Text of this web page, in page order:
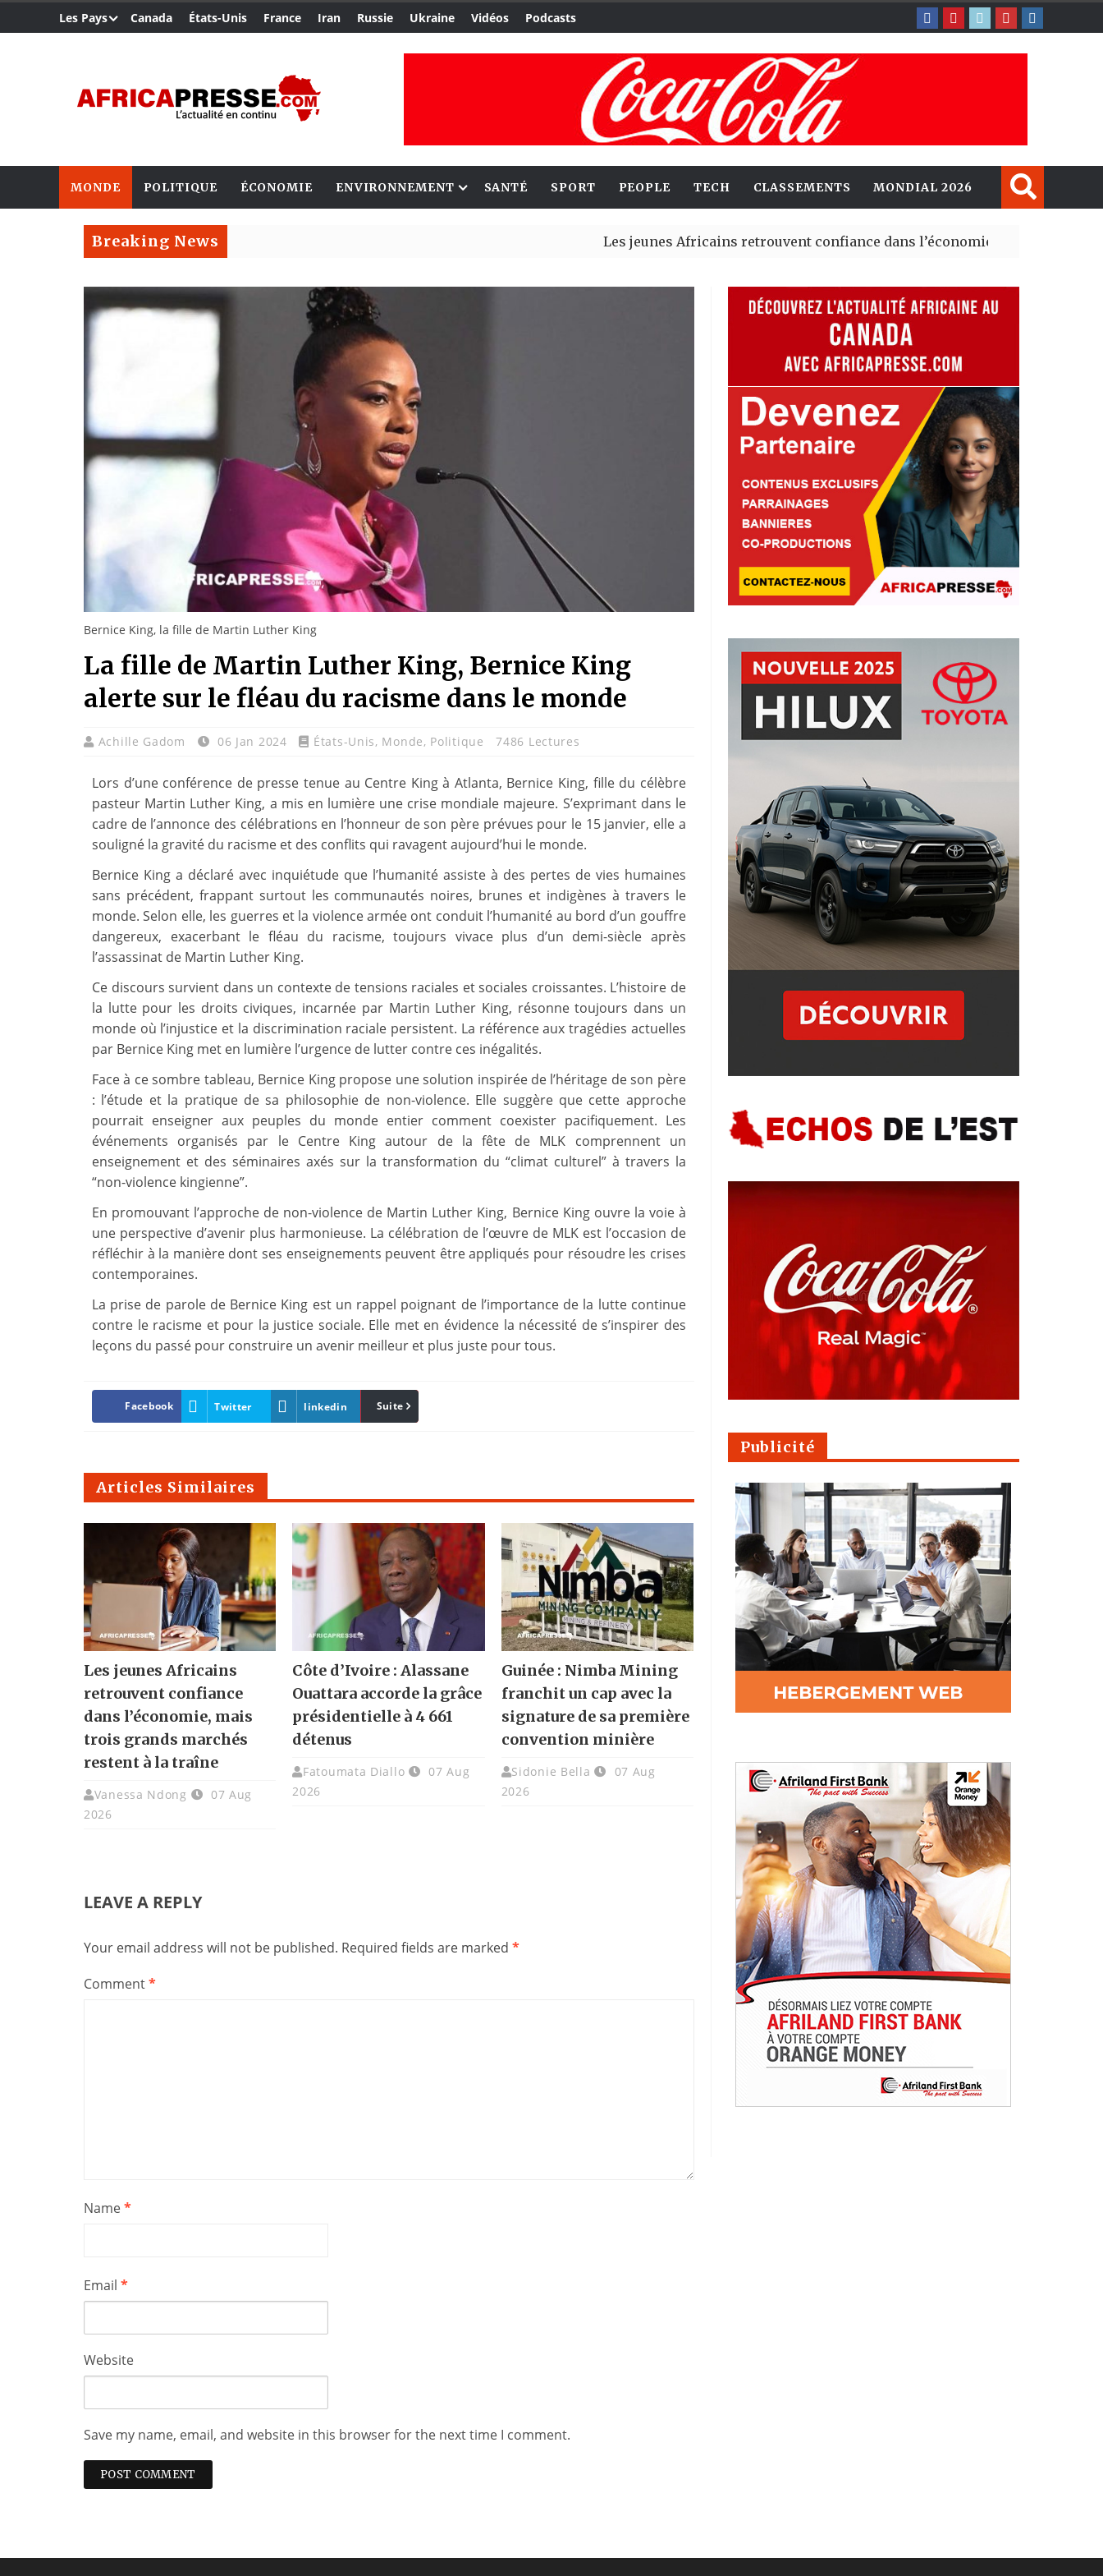
Les Pays Canada États-Unis France Iran Russie Ukraine Vidéos Podcasts
MONDE POLITIQUE ÉCONOMIE ENVIRONNEMENT SANTÉ SPORT PEOPLE TECH CLASSEMENTS MONDIAL 2026
Breaking News Les jeunes Africains retrouvent confiance dans l’économie, mais trois grands
Bernice King, la fille de Martin Luther King
La fille de Martin Luther King, Bernice King
alerte sur le fléau du racisme dans le monde
Achille Gadom 06 Jan 2024 États-Unis, Monde, Politique 7486 Lectures
Lors d’une conférence de presse tenue au Centre King à Atlanta, Bernice King, fille du célèbre
pasteur Martin Luther King, a mis en lumière une crise mondiale majeure. S’exprimant dans le
cadre de l’annonce des célébrations en l’honneur de son père prévues pour le 15 janvier, elle a
souligné la gravité du racisme et des conflits qui ravagent aujourd’hui le monde.
Bernice King a déclaré avec inquiétude que l’humanité assiste à des pertes de vies humaines
sans précédent, frappant surtout les communautés noires, brunes et indigènes à travers le
monde. Selon elle, les guerres et la violence armée ont conduit l’humanité au bord d’un gouffre
dangereux, exacerbant le fléau du racisme, toujours vivace plus d’un demi-siècle après
l’assassinat de Martin Luther King.
Ce discours survient dans un contexte de tensions raciales et sociales croissantes. L’histoire de
la lutte pour les droits civiques, incarnée par Martin Luther King, résonne toujours dans un
monde où l’injustice et la discrimination raciale persistent. La référence aux tragédies actuelles
par Bernice King met en lumière l’urgence de lutter contre ces inégalités.
Face à ce sombre tableau, Bernice King propose une solution inspirée de l’héritage de son père
: l’étude et la pratique de sa philosophie de non-violence. Elle suggère que cette approche
pourrait enseigner aux peuples du monde entier comment coexister pacifiquement. Les
événements organisés par le Centre King autour de la fête de MLK comprennent un
enseignement et des séminaires axés sur la transformation du “climat culturel” à travers la
“non-violence kingienne”.
En promouvant l’approche de non-violence de Martin Luther King, Bernice King ouvre la voie à
une perspective d’avenir plus harmonieuse. La célébration de l’œuvre de MLK est l’occasion de
réfléchir à la manière dont ses enseignements peuvent être appliqués pour résoudre les crises
contemporaines.
La prise de parole de Bernice King est un rappel poignant de l’importance de la lutte continue
contre le racisme et pour la justice sociale. Elle met en évidence la nécessité de s’inspirer des
leçons du passé pour construire un avenir meilleur et plus juste pour tous.
Facebook Twitter linkedin Pinterest
Suite
Articles Similaires
Les jeunes Africains
retrouvent confiance
dans l’économie, mais
trois grands marchés
restent à la traîne
Vanessa Ndong
07 Aug
2026
Côte d’Ivoire : Alassane
Ouattara accorde la grâce
présidentielle à 4 661
détenus
Fatoumata Diallo
07 Aug
2026
Guinée : Nimba Mining
franchit un cap avec la
signature de sa première
convention minière
Sidonie Bella
07 Aug
2026
LEAVE A REPLY
Your email address will not be published. Required fields are marked *
Comment*
Name*
Email *
Website
Save my name, email, and website in this browser for the next time I comment.
Publicité